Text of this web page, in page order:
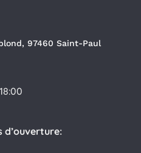
97460 Saint-Paul
d’ouverture: